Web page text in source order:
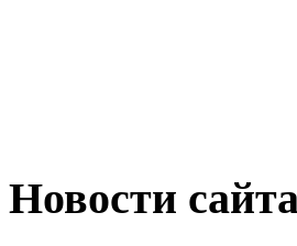
Новости